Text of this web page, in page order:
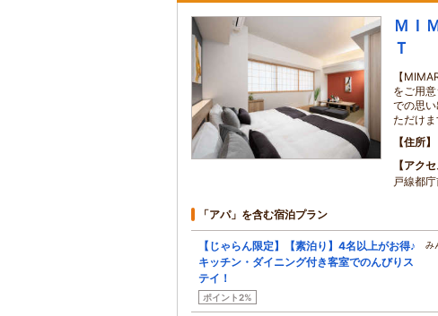
ＭＩ
Ｔ
【
をご用
での思
ただけま
住所
アクセ
戸線都
「アパ」を含む宿泊プラン
【じゃらん限定】【素泊り】4名以上がお得♪
キッチン・ダイニング付き客室でのんびりス
テイ！
ポイント2%
み